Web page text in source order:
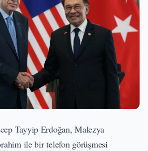
Tayyip Erdoğan, Malezya
ile bir telefon görüşmesi